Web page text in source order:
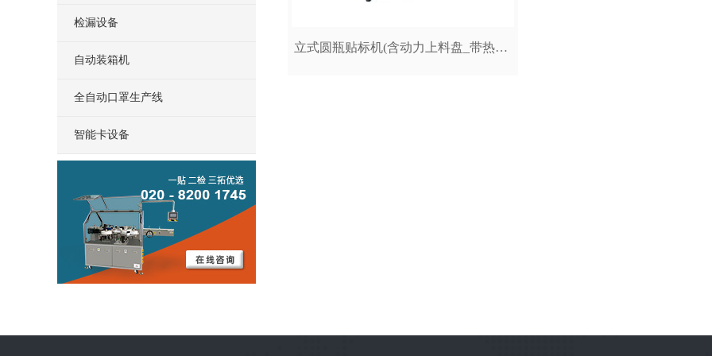
检漏设备
自动装箱机
全自动口罩生产线
智能卡设备
立式圆瓶贴标机(含动力上料盘_带热烫打码机)